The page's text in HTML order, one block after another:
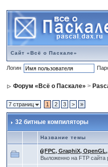
Сайт «Всё о Паскале»
Логин
Форум «Всё о Паскале» >
7 страниц 1 2 3 > »
32 битные компиляторы
Название темы
FPC, GraphiX,
Выложенно на FTP сайта